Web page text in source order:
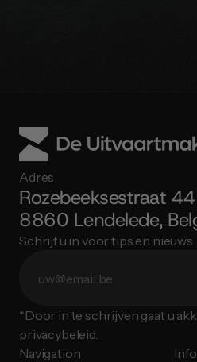
Adres
Rozebeeksestraat 44
8860 Lendelede,
Schrijf u in voor tips en nieuws
*Door in te schrijven gaat u
privacybeleid.
Navigation